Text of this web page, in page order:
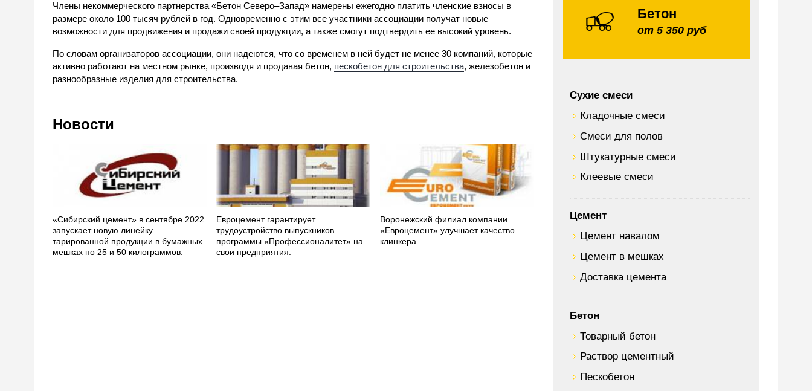
Члены некоммерческого партнерства «Бетон Северо–Запад» намерены ежегодно платить членские взносы в
размере около 100 тысяч рублей в год. Одновременно с этим все участники ассоциации получат новые
возможности для продвижения и продажи своей продукции, а также смогут подтвердить ее высокий уровень.
По словам организаторов ассоциации, они надеются, что со временем в ней будет не менее 30 компаний, которые
активно работают на местном рынке, производя и продавая бетон, пескобетон для строительства, железобетон и
разнообразные изделия для строительства.
Новости
«Сибирский цемент» в сентябре 2022
запускает новую линейку
тарированной продукции в бумажных
мешках по 25 и 50 килограммов.
Евроцемент гарантирует
трудоустройство выпускников
программы «Профессионалитет» на
свои предприятия.
Воронежский филиал компании
«Евроцемент» улучшает качество
клинкера
Бетон
от 5 350 руб
Сухие смеси
Кладочные смеси
Смеси для полов
Штукатурные смеси
Клеевые смеси
Цемент
Цемент навалом
Цемент в мешках
Доставка цемента
Бетон
Товарный бетон
Раствор цементный
Пескобетон